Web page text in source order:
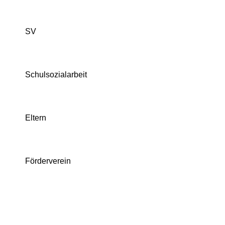
SV
Schulsozialarbeit
Eltern
Förderverein